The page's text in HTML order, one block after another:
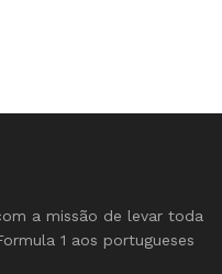
a missão de levar toda
1 aos portugueses